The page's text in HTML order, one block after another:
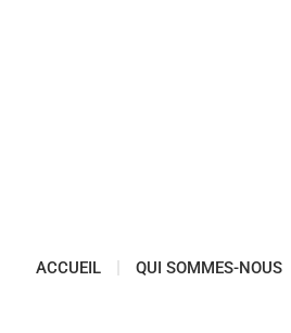
ACCUEIL QUI SOMMES-NOUS